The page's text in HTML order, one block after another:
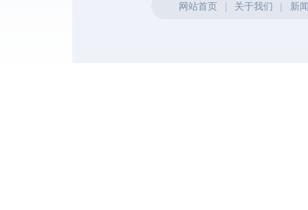
网站首页 | 关于我们 | 新